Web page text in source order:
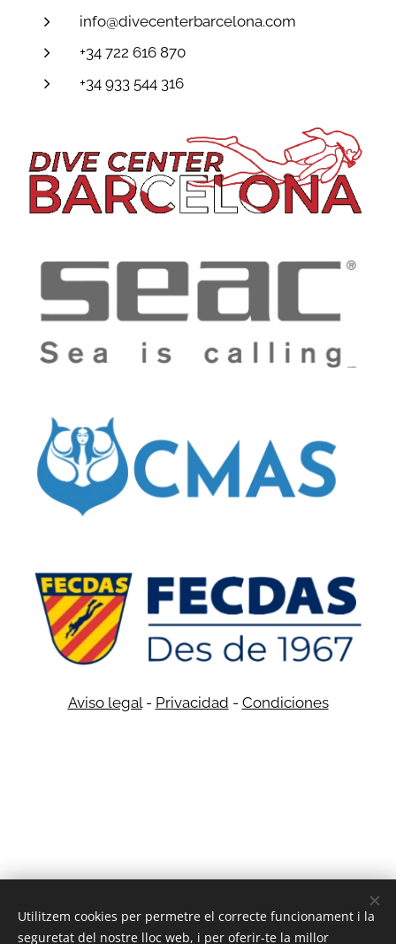
info@divecenterbarcelona.com
+34 722 616 870
+34 933 544 316
Aviso legal- Privacidad - Condiciones
© 2022 Todos los derechos reservados
Utilitzem cookies per permetre el correcte funcionament i la
seguretat del nostre lloc web, i per oferir-te la millor